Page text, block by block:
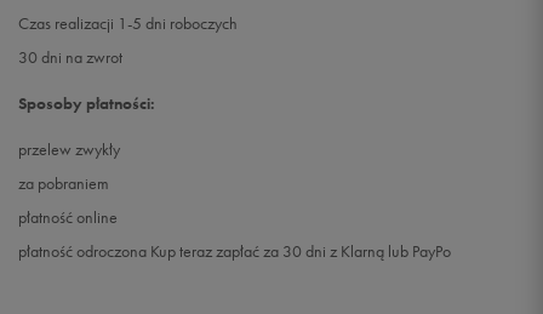
Czas realizacji 1-5 dni roboczych
30 dni na zwrot
Sposoby płatności:
przelew zwykły
za pobraniem
płatność online
płatność odroczona Kup teraz zapłać za 30 dni z Klarną lub PayPo